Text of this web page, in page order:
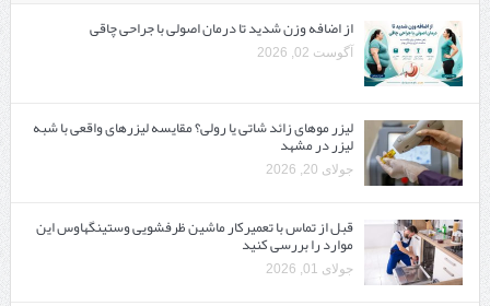
از اضافه وزن شدید تا درمان اصولی با جراحی چاقی
آگوست 02, 2026
لیزر موهای زائد شاتی یا رولی؟ مقایسه لیزرهای واقعی با شبه‌
لیزر در مشهد
جولای 20, 2026
قبل از تماس با تعمیرکار ماشین ظرفشویی وستینگهاوس این
موارد را بررسی کنید
جولای 01, 2026